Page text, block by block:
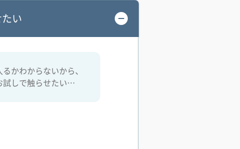
い
かわからないから、
試しで触らせたい…